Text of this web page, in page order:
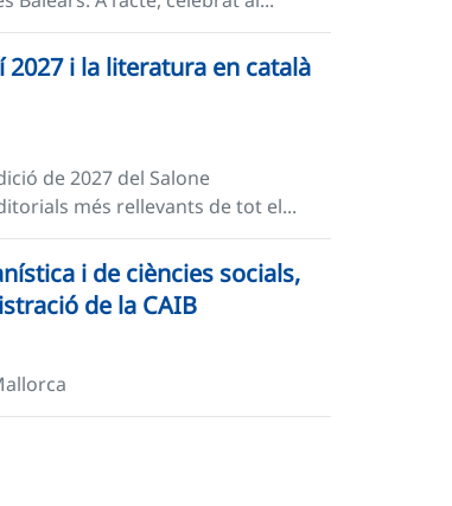
2027 i la literatura en català
de 2027 del Salone
més rellevants de tot el...
i de ciències socials,
de la CAIB